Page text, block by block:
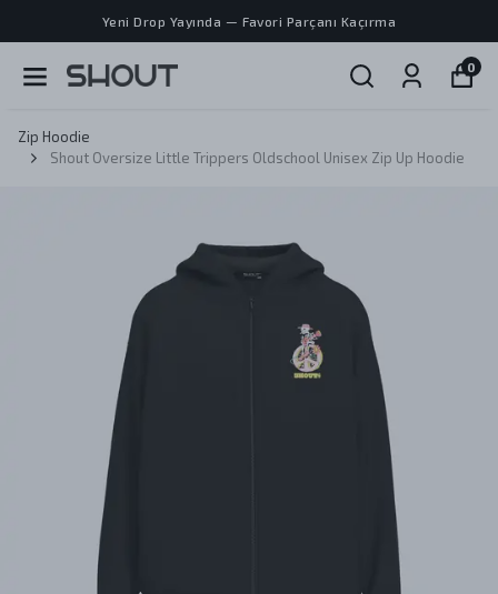
Yeni Drop Yayında — Favori Parçanı Kaçırma
0
Zip Hoodie
Shout Oversize Little Trippers Oldschool Unisex Zip Up Hoodie